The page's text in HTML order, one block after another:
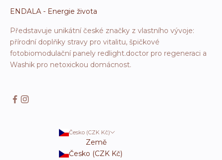
ENDALA - Energie života
Představuje unikátní české značky z vlastního vývoje:
přírodní doplňky stravy pro vitalitu, špičkové
fotobiomodulační panely redlight.doctor pro regeneraci a
Washik pro netoxickou domácnost.
Česko (CZK Kč)
Země
Česko (CZK Kč)